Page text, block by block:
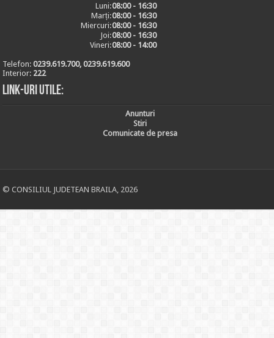
Luni:08:00 - 16:30
Marți:08:00 - 16:30
Miercuri:08:00 - 16:30
Joi:08:00 - 16:30
Vineri:08:00 - 14:00
Telefon:0239.619.700, 0239.619.600
Interior: 222
Link-uri utile:
Anunturi
Stiri
Comunicate de presa
© CONSILIUL JUDETEAN BRAILA, 2026